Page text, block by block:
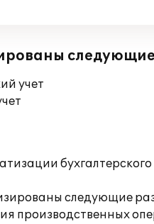
учет
следующие
производственных